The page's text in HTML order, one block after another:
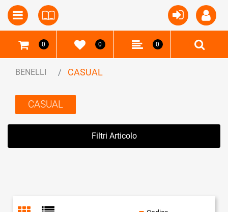
Open Open menu
0 0 0
BENELLI CASUAL
CASUAL
Filtri Articolo